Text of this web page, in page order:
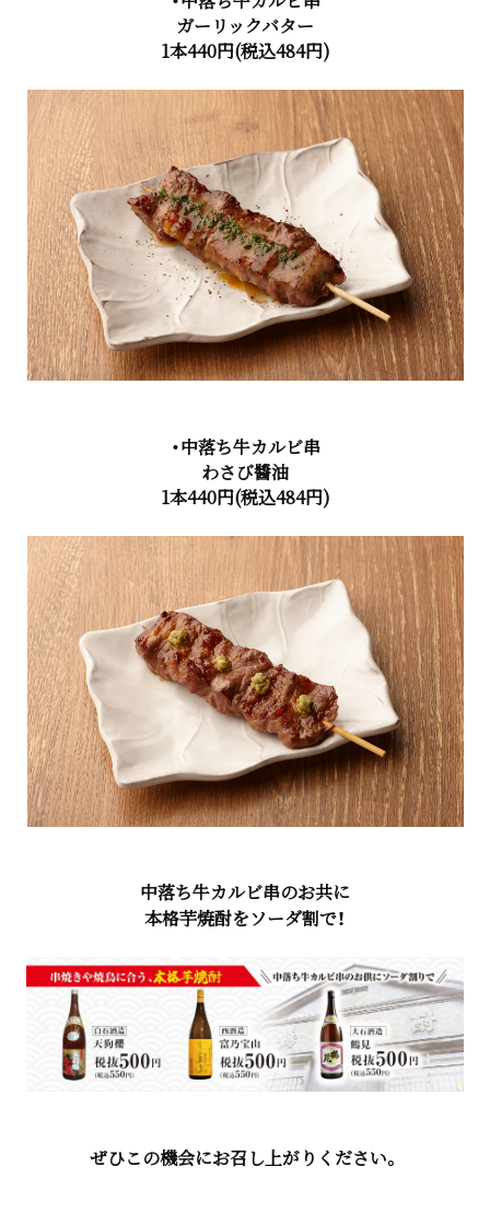
ガーリックバター
1本440円(税込484円)
・中落ち牛カルビ串
わさび醬油
1本440円(税込484円)
中落ち牛カルビ串のお共に
本格芋焼酎をソーダ割で！
ぜひこの機会にお召し上がりください。